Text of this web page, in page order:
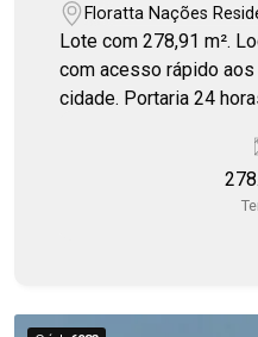
Floratta Nações
Lote com 278,91 m².
com acesso rápido
cidade. Portaria 24